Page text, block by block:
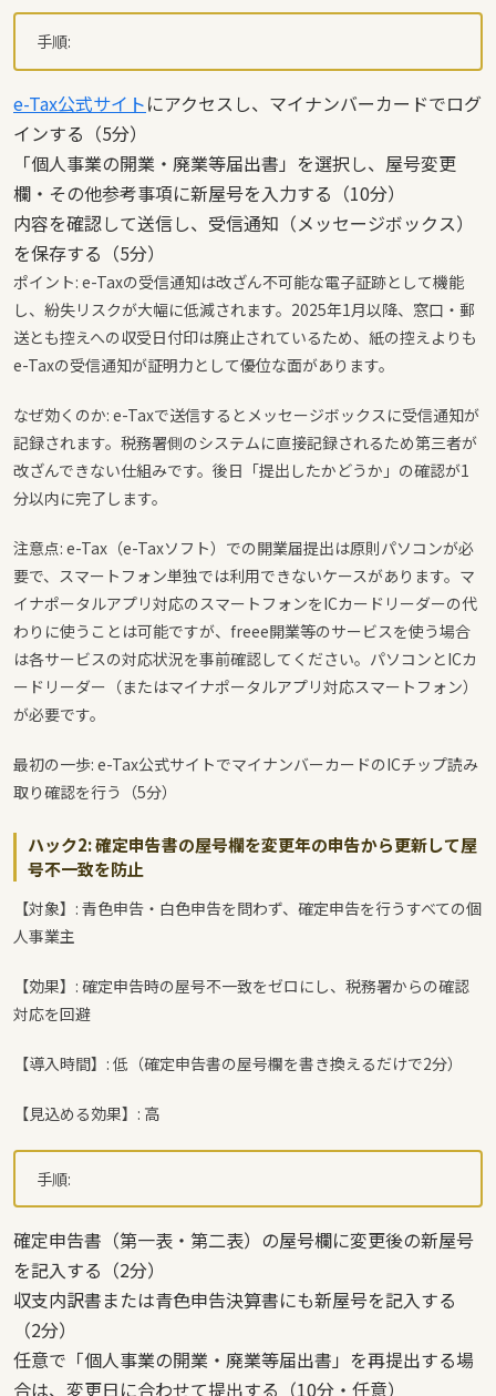
手順:
e-Tax公式サイトにアクセスし、マイナンバーカードでログ
インする（5分）
「個人事業の開業・廃業等届出書」を選択し、屋号変更
欄・その他参考事項に新屋号を入力する（10分）
内容を確認して送信し、受信通知（メッセージボックス）
を保存する（5分）
ポイント: e-Taxの受信通知は改ざん不可能な電子証跡として機能
し、紛失リスクが大幅に低減されます。2025年1月以降、窓口・郵
送とも控えへの収受日付印は廃止されているため、紙の控えよりも
e-Taxの受信通知が証明力として優位な面があります。
なぜ効くのか: e-Taxで送信するとメッセージボックスに受信通知が
記録されます。税務署側のシステムに直接記録されるため第三者が
改ざんできない仕組みです。後日「提出したかどうか」の確認が1
分以内に完了します。
注意点: e-Tax（e-Taxソフト）での開業届提出は原則パソコンが必
要で、スマートフォン単独では利用できないケースがあります。マ
イナポータルアプリ対応のスマートフォンをICカードリーダーの代
わりに使うことは可能ですが、freee開業等のサービスを使う場合
は各サービスの対応状況を事前確認してください。パソコンとICカ
ードリーダー（またはマイナポータルアプリ対応スマートフォン）
が必要です。
最初の一歩: e-Tax公式サイトでマイナンバーカードのICチップ読み
取り確認を行う（5分）
ハック2: 確定申告書の屋号欄を変更年の申告から更新して屋
号不一致を防止
【対象】: 青色申告・白色申告を問わず、確定申告を行うすべての個
人事業主
【効果】: 確定申告時の屋号不一致をゼロにし、税務署からの確認
対応を回避
【導入時間】: 低（確定申告書の屋号欄を書き換えるだけで2分）
【見込める効果】: 高
手順:
確定申告書（第一表・第二表）の屋号欄に変更後の新屋号
を記入する（2分）
収支内訳書または青色申告決算書にも新屋号を記入する
（2分）
任意で「個人事業の開業・廃業等届出書」を再提出する場
合は、変更日に合わせて提出する（10分・任意）